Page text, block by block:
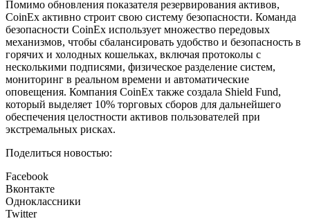
Помимо обновления показателя резервирования активов,
CoinEx активно строит свою систему безопасности. Команда
безопасности CoinEx использует множество передовых
механизмов, чтобы сбалансировать удобство и безопасность в
горячих и холодных кошельках, включая протоколы с
несколькими подписями, физическое разделение систем,
мониторинг в реальном времени и автоматические
оповещения. Компания CoinEx также создала Shield Fund,
который выделяет 10% торговых сборов для дальнейшего
обеспечения целостности активов пользователей при
экстремальных рисках.
Поделиться новостью:
Facebook
Вконтакте
Одноклассники
Twitter